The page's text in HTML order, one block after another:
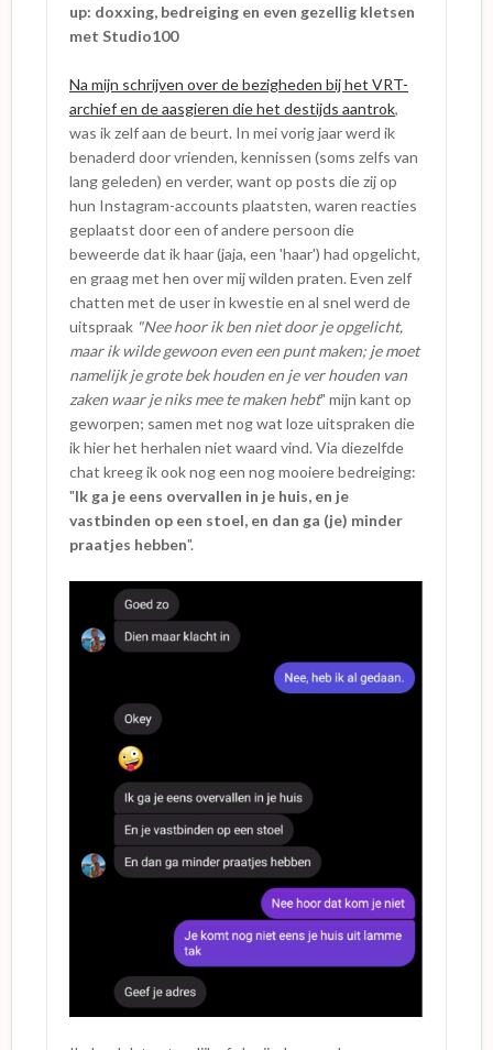
up: doxxing, bedreiging en even gezellig kletsen
met Studio100
Na mijn schrijven over de bezigheden bij het VRT-
archief en de aasgieren die het destijds aantrok,
was ik zelf aan de beurt. In mei vorig jaar werd ik
benaderd door vrienden, kennissen (soms zelfs van
lang geleden) en verder, want op posts die zij op
hun Instagram-accounts plaatsten, waren reacties
geplaatst door een of andere persoon die
beweerde dat ik haar (jaja, een 'haar') had opgelicht,
en graag met hen over mij wilden praten. Even zelf
chatten met de user in kwestie en al snel werd de
uitspraak "Nee hoor ik ben niet door je opgelicht,
maar ik wilde gewoon even een punt maken; je moet
namelijk je grote bek houden en je ver houden van
zaken waar je niks mee te maken hebt" mijn kant op
geworpen; samen met nog wat loze uitspraken die
ik hier het herhalen niet waard vind. Via diezelfde
chat kreeg ik ook nog een nog mooiere bedreiging:
"Ik ga je eens overvallen in je huis, en je
vastbinden op een stoel, en dan ga (je) minder
praatjes hebben".